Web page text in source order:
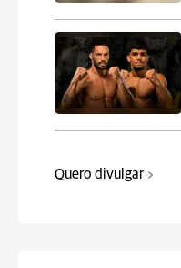
Quero divulgar